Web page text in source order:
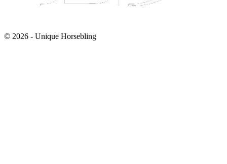
© 2026 - Unique Horsebling